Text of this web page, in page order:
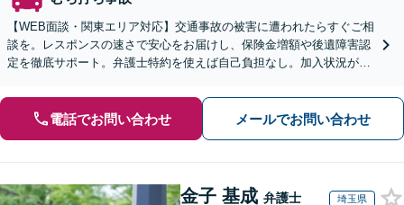
【WEB面談・関東エリア対応】交通事故の被害に遭われたらすぐご相
談を。レスポンスの速さで安心をお届けし、保険金増額や後遺障害認
定を徹底サポート。弁護士特約を使えば自己負担なし。加入状況が分
電話でお問い合わせ メールでお問い合わせ
金子 基成 弁護士 埼玉県